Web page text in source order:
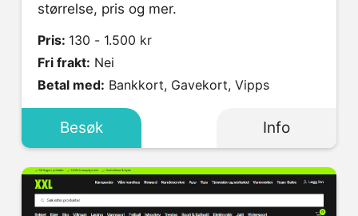
størrelse, pris og mer.
Pris: 130 - 1.500 kr
Fri frakt: Nei
Betal med: Bankkort, Gavekort, Vipps
Besøk Info